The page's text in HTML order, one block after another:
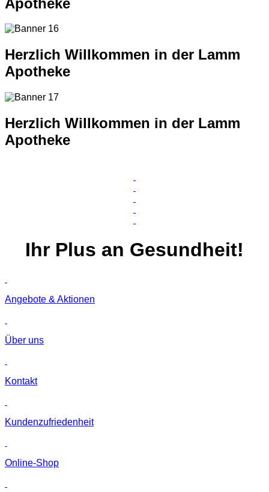
Herzlich Willkommen in der Lamm
Apotheke
Herzlich Willkommen in der Lamm
Apotheke
Ihr Plus an Gesundheit!
Angebote & Aktionen
Über uns
Kontakt
Kunden­zufriedenheit
Online-Shop